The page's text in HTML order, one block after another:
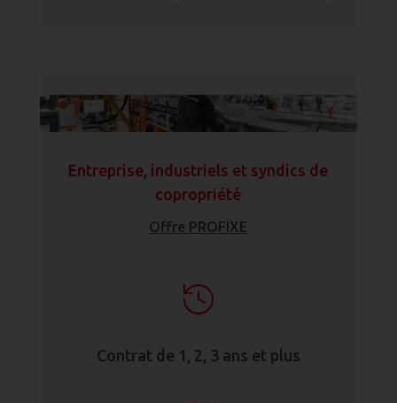
Entreprise, industriels et syndics de
copropriété
Offre PROFIXE
Contrat de 1, 2, 3 ans et plus